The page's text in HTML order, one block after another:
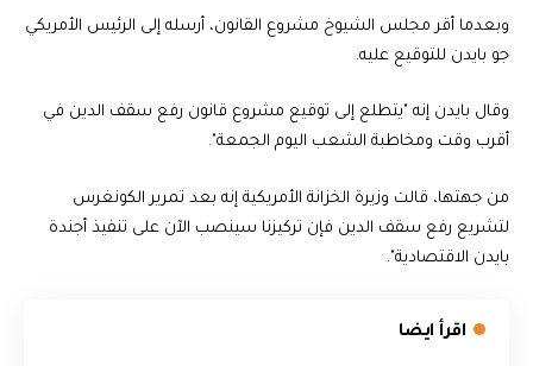
وبعدما أقر مجلس الشيوخ مشروع القانون، أرسله إلى الرئيس الأمريكي
جو بايدن للتوقيع عليه.
وقال بايدن إنه "يتطلع إلى توقيع مشروع قانون رفع سقف الدين في
أقرب وقت ومخاطبة الشعب اليوم الجمعة".
من جهتها، قالت وزيرة الخزانة الأمريكية إنه بعد تمرير الكونغرس
لتشريع رفع سقف الدين فإن تركيزنا سينصب الآن على تنفيذ أجندة
بايدن الاقتصادية".
اقرأ ايضا